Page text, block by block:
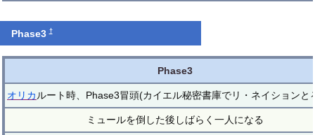
Phase3†
Phase3
オリカルート時、Phase3冒頭(カイエル秘密書庫でリ・ネイションと
ミュールを倒した後しばらく一人になる